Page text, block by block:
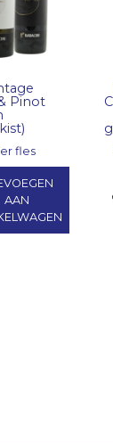
Pinot
fles
AAN